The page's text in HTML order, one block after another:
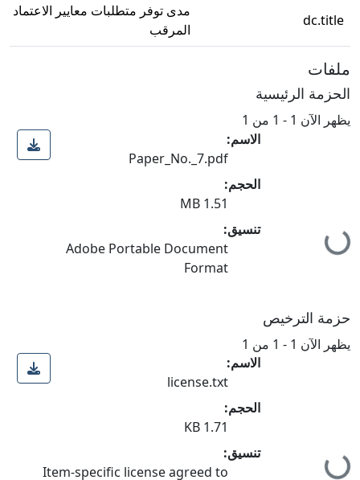
dc.title
مدى توفر متطلبات معايير
المرقب
ملفات
الحزمة الرئيسية
يظهر الآن 1 - 1 من 1
جاري التحميل...
الاسم:
Paper_No._7.pdf
الحجم:
1.51 MB
تنسيق:
Adobe Portable Document
Format
حزمة الترخيص
يظهر الآن 1 - 1 من 1
الاسم:
license.txt
الحجم:
1.71 KB
تنسيق:
Item-specific license agreed to